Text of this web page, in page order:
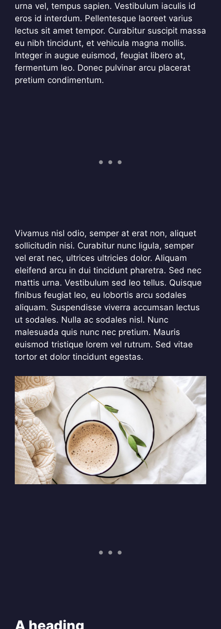
urna vel, tempus sapien. Vestibulum iaculis id
eros id interdum. Pellentesque laoreet varius
lectus sit amet tempor. Curabitur suscipit massa
eu nibh tincidunt, et vehicula magna mollis.
Integer in augue euismod, feugiat libero at,
fermentum leo. Donec pulvinar arcu placerat
pretium condimentum.
Vivamus nisl odio, semper at erat non, aliquet
sollicitudin nisi. Curabitur nunc ligula, semper
vel erat nec, ultrices ultricies dolor. Aliquam
eleifend arcu in dui tincidunt pharetra. Sed nec
mattis urna. Vestibulum sed leo tellus. Quisque
finibus feugiat leo, eu lobortis arcu sodales
aliquam. Suspendisse viverra accumsan lectus
ut sodales. Nulla ac sodales nisl. Nunc
malesuada quis nunc nec pretium. Mauris
euismod tristique lorem vel rutrum. Sed vitae
tortor et dolor tincidunt egestas.
A heading